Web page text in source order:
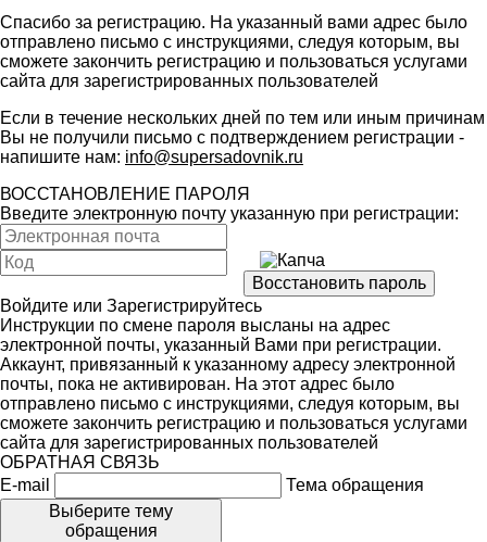
Спасибо за регистрацию. На указанный вами адрес было
отправлено письмо с инструкциями, следуя которым, вы
сможете закончить регистрацию и пользоваться услугами
сайта для зарегистрированных пользователей
Если в течение нескольких дней по тем или иным причинам
Вы не получили письмо с подтверждением регистрации -
напишите нам: info@supersadovnik.ru
ВОССТАНОВЛЕНИЕ ПАРОЛЯ
Введите электронную почту указанную при регистрации:
Войдите или Зарегистрируйтесь
Инструкции по смене пароля высланы на адрес
электронной почты, указанный Вами при регистрации.
Аккаунт, привязанный к указанному адресу электронной
почты, пока не активирован. На этот адрес было
отправлено письмо с инструкциями, следуя которым, вы
сможете закончить регистрацию и пользоваться услугами
сайта для зарегистрированных пользователей
ОБРАТНАЯ СВЯЗЬ
E-mail
Тема обращения
Выберите тему
обращения